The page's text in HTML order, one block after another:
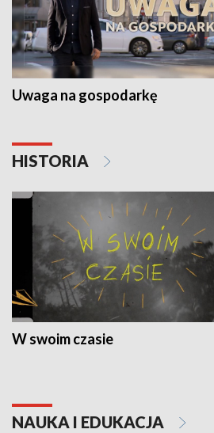
Uwaga na gospodarkę
HISTORIA
W swoim czasie
NAUKA I EDUKACJA